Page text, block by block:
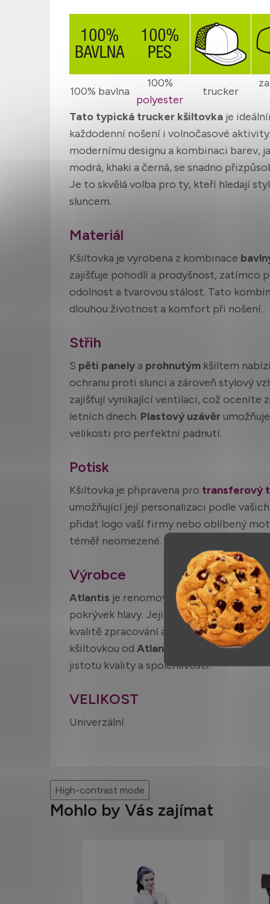
100% bavlna
100%
polyester
trucker
Tato typická trucker kšiltovka je
každodenní nošení i volnočasové
modernímu designu a kombinaci barev,
modrá, khaki a černá, se snadno
Je to skvělá volba pro ty, kteří hledají
sluncem.
Materiál
Kšiltovka je vyrobena z kombinace
zajišťuje pohodlí a prodyšnost, zatímco
odolnost a tvarovou stálost. Tato
dlouhou životnost a komfort při nošení.
Střih
S pěti panely a prohnutým kšiltem
ochranu proti slunci a zároveň stylový
zajišťují vynikající ventilaci, což oceníte
letních dnech. Plastový uzávěr
velikosti pro perfektní padnutí.
Potisk
Kšiltovka je připravena pro transferový
umožňující její personalizaci podle
přidat logo vaší firmy nebo oblíbený
téměř neomezené.
Výrobce
Atlantis je renomovaná značka s
pokrývek hlavy. Jejich produkty jsou
kvalitě zpracování a modernímu designu.
kšiltovkou od Atlantis
získáte nejen
jistotu kvality a spolehlivosti.
VELIKOST
Univerzální
High-contrast mode
Mohlo by Vás zajímat